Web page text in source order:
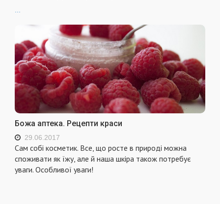
Божа аптека. Рецепти краси
29.06.2017
Сам собі косметик. Все, що росте в природі можна
споживати як їжу, але й наша шкіра також потребує
уваги. Особливої уваги!